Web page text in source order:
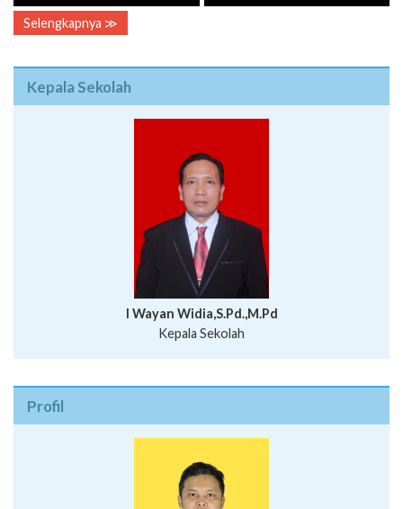
Selengkapnya ≫
Kepala Sekolah
I Wayan Widia,S.Pd.,M.Pd
Kepala Sekolah
Profil